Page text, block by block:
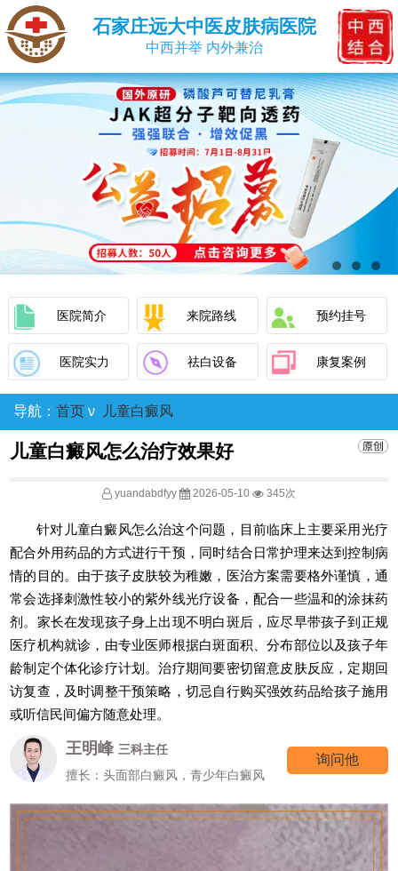
石家庄远大中医皮肤病医院
中西并举 内外兼治
医院简介 来院路线 预约挂号
医院实力 祛白设备 康复案例
导航： 首页 ν 儿童白癜风
儿童白癜风怎么治疗效果好
yuandabdfyy 2026-05-10 345次
针对儿童白癜风怎么治这个问题，目前临床上主要采用光疗
配合外用药品的方式进行干预，同时结合日常护理来达到控制病
情的目的。由于孩子皮肤较为稚嫩，医治方案需要格外谨慎，通
常会选择刺激性较小的紫外线光疗设备，配合一些温和的涂抹药
剂。家长在发现孩子身上出现不明白斑后，应尽早带孩子到正规
医疗机构就诊，由专业医师根据白斑面积、分布部位以及孩子年
龄制定个体化诊疗计划。治疗期间要密切留意皮肤反应，定期回
访复查，及时调整干预策略，切忌自行购买强效药品给孩子施用
或听信民间偏方随意处理。
李洪燕 二科主任
擅长：反复发作型以及节段型白癜风诊
询问她